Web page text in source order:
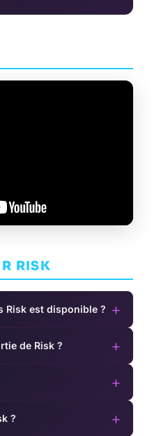
RISK
Risk est disponible ? +
de Risk ? +
+
? +